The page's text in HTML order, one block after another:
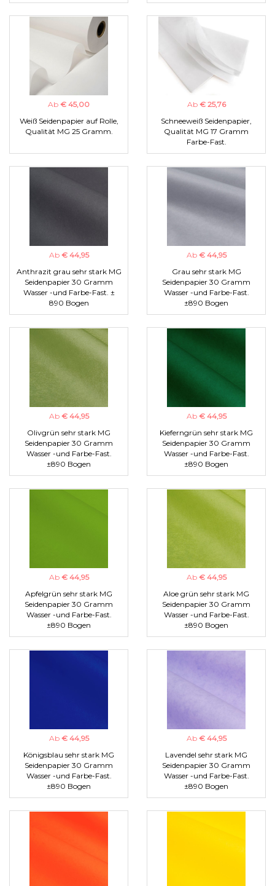
Ab € 45,00
Weiß Seidenpapier auf Rolle,
Qualität MG 25 Gramm.
Ab € 25,76
Schneeweiß Seidenpapier,
Qualität MG 17 Gramm
Farbe-Fast.
Ab € 44,95
Anthrazit grau sehr stark MG
Seidenpapier 30 Gramm
Wasser -und Farbe-Fast. ±
890 Bogen
Ab € 44,95
Grau sehr stark MG
Seidenpapier 30 Gramm
Wasser -und Farbe-Fast.
±890 Bogen
Ab € 44,95
Olivgrün sehr stark MG
Seidenpapier 30 Gramm
Wasser -und Farbe-Fast.
±890 Bogen
Ab € 44,95
Kieferngrün sehr stark MG
Seidenpapier 30 Gramm
Wasser -und Farbe-Fast.
±890 Bogen
Ab € 44,95
Apfelgrün sehr stark MG
Seidenpapier 30 Gramm
Wasser -und Farbe-Fast.
±890 Bogen
Ab € 44,95
Aloe grün sehr stark MG
Seidenpapier 30 Gramm
Wasser -und Farbe-Fast.
±890 Bogen
Ab € 44,95
Königsblau sehr stark MG
Seidenpapier 30 Gramm
Wasser -und Farbe-Fast.
±890 Bogen
Ab € 44,95
Lavendel sehr stark MG
Seidenpapier 30 Gramm
Wasser -und Farbe-Fast.
±890 Bogen